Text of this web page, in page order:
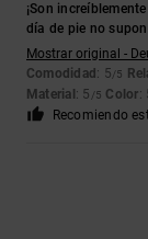
¡Son
día de pie no
Mostrar original -
Comodidad : 5/5
Material : 5 /5 Color:
Recomiendo